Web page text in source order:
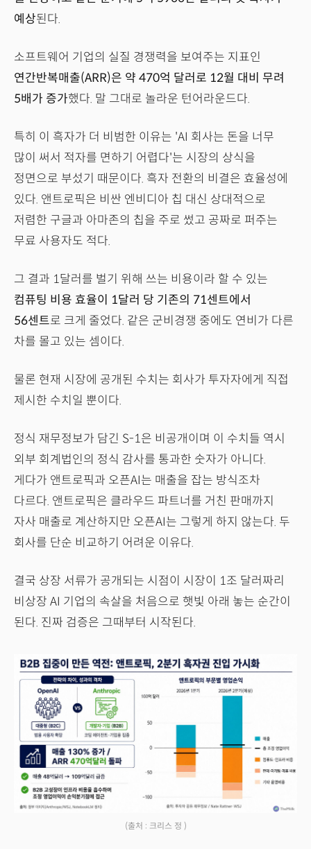
예상된다.
소프트웨어 기업의 실질 경쟁력을 보여주는 지표인
연간반복매출(ARR)은 약 470억 달러로 12월 대비 무려
5배가 증가했다. 말 그대로 놀라운 턴어라운드다.
특히 이 흑자가 더 비범한 이유는 'AI 회사는 돈을 너무
많이 써서 적자를 면하기 어렵다'는 시장의 상식을
정면으로 부섰기 때문이다. 흑자 전환의 비결은 효율성에
있다. 앤트로픽은 비싼 엔비디아 칩 대신 상대적으로
저렴한 구글과 아마존의 칩을 주로 썼고 공짜로 퍼주는
무료 사용자도 적다.
그 결과 1달러를 벌기 위해 쓰는 비용이라 할 수 있는
컴퓨팅 비용 효율이 1달러 당 기존의 71센트에서
56센트로 크게 줄었다. 같은 군비경쟁 중에도 연비가 다른
차를 몰고 있는 셈이다.
물론 현재 시장에 공개된 수치는 회사가 투자자에게 직접
제시한 수치일 뿐이다.
정식 재무정보가 담긴 S-1은 비공개이며 이 수치들 역시
외부 회계법인의 정식 감사를 통과한 숫자가 아니다.
게다가 앤트로픽과 오픈AI는 매출을 잡는 방식조차
다르다. 앤트로픽은 클라우드 파트너를 거친 판매까지
자사 매출로 계산하지만 오픈AI는 그렇게 하지 않는다. 두
회사를 단순 비교하기 어려운 이유다.
결국 상장 서류가 공개되는 시점이 시장이 1조 달러짜리
비상장 AI 기업의 속살을 처음으로 햇빛 아래 놓는 순간이
된다. 진짜 검증은 그때부터 시작된다.
(출처 : 크리스 정 )